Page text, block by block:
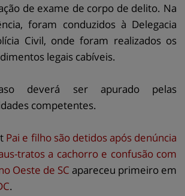
de exame de corpo de delito. Na
foram conduzidos à Delegacia
Civil, onde foram realizados os
legais cabíveis.
deverá ser apurado pelas
competentes.
Pai e filho são detidos após denúncia
tratos a cachorro e confusão com
Oeste de SC apareceu primeiro em
.